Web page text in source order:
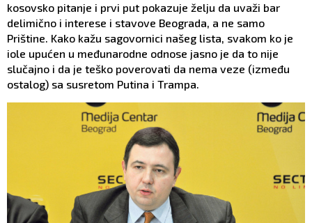
kosovsko pitanje i prvi put pokazuje želju da uvaži bar
delimično i interese i stavove Beograda, a ne samo
Prištine. Kako kažu sagovornici našeg lista, svakom ko je
iole upućen u međunarodne odnose jasno je da to nije
slučajno i da je teško poverovati da nema veze (između
ostalog) sa susretom Putina i Trampa.